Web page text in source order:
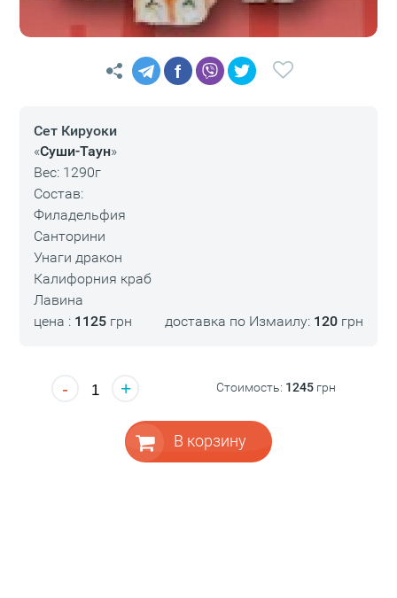
f
Сет Кируоки
«Суши-Таун»
Вес: 1290г
Состав:
Филадельфия
Санторини
Унаги дракон
Калифорния краб
Лавина
цена : 1125грн доставка по Измаилу: 120 грн
- + Стоимость: 1245 грн
В корзину